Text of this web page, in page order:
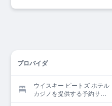
プロバイダ
ウイスキー ピートズ ホテル
カジノを提供する予約サイ
ト